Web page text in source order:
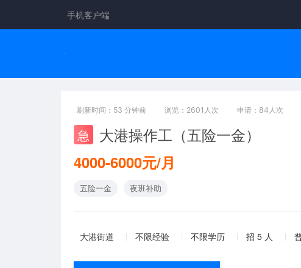
手机客户端
刷新时间：53 分钟前 浏览：2601人次 申请：84人次
急
大港操作工（五险一金）
4000-6000元/月
五险一金 夜班补助
大港街道 不限经验 不限学历 招 5 人